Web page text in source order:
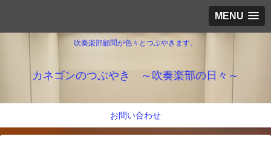
MENU
吹奏楽部顧問が色々とつぶやきます。
カネゴンのつぶやき ～吹奏楽部の日々～
お問い合わせ